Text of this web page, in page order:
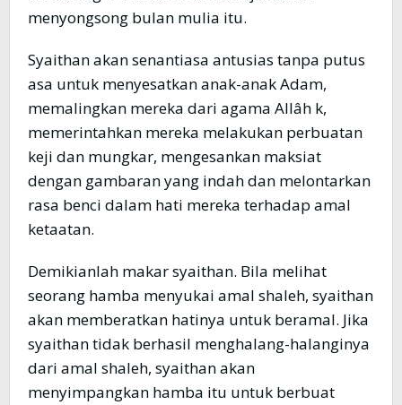
menyongsong bulan mulia itu.
Syaithan akan senantiasa antusias tanpa putus
asa untuk menyesatkan anak-anak Adam,
memalingkan mereka dari agama Allâh k,
memerintahkan mereka melakukan perbuatan
keji dan mungkar, mengesankan maksiat
dengan gambaran yang indah dan melontarkan
rasa benci dalam hati mereka terhadap amal
ketaatan.
Demikianlah makar syaithan. Bila melihat
seorang hamba menyukai amal shaleh, syaithan
akan memberatkan hatinya untuk beramal. Jika
syaithan tidak berhasil menghalang-halanginya
dari amal shaleh, syaithan akan
menyimpangkan hamba itu untuk berbuat